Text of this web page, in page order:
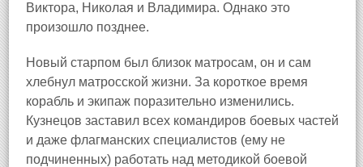
Виктора, Николая и Владимира. Однако это
произошло позднее.
Новый старпом был близок матросам, он и сам
хлебнул матросской жизни. За короткое время
корабль и экипаж поразительно изменились.
Кузнецов заставил всех командиров боевых частей
и даже флагманских специалистов (ему не
подчиненных) работать над методикой боевой